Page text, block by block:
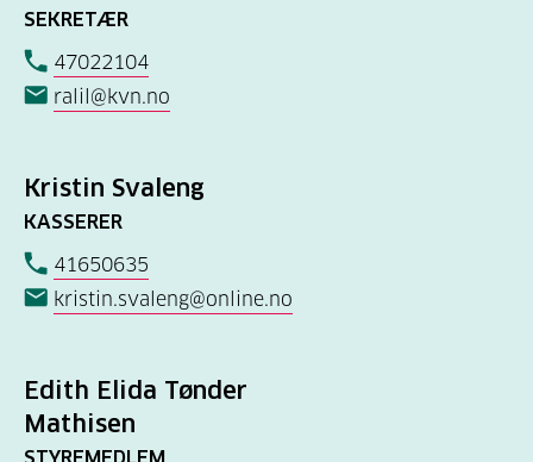
SEKRETÆR
47022104
ralil@kvn.no
Kristin Svaleng
KASSERER
41650635
kristin.svaleng@online.no
Edith Elida Tønder
Mathisen
STYREMEDLEM